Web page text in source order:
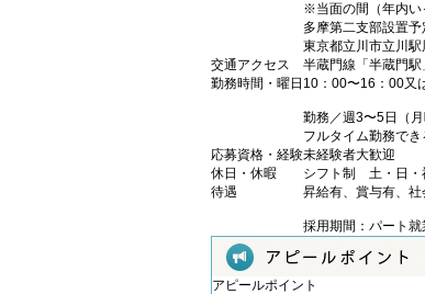
※当面の間（年内い
多摩第二支部設置
東京都立川市立川駅
交通アクセス
半蔵門線「半蔵門
勤務時間・曜日 10：00〜16：00又
勤務／週3〜5日（月
フルタイム勤務でき
応募資格・経験未経験者大歓迎
休日・休暇
シフト制 土・日・
待遇
昇給有、賞与有、社
採用期間：パート
アピールポイント